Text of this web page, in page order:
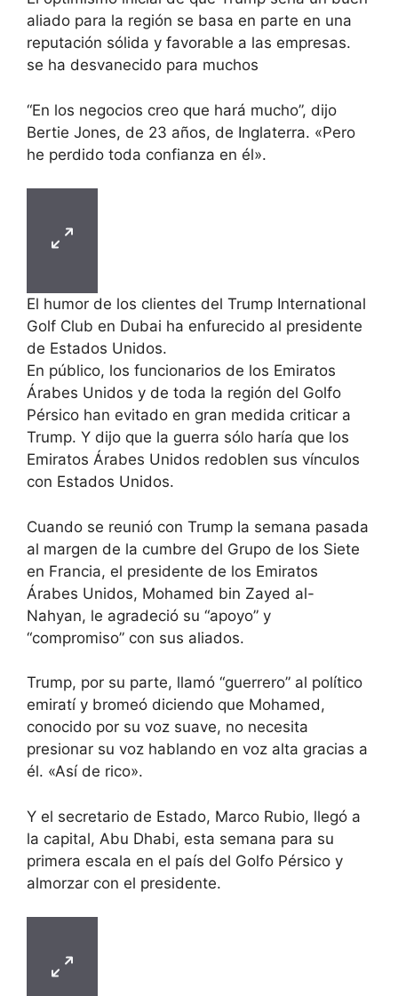
aliado para la región se basa en parte en una
reputación sólida y favorable a las empresas.
se ha desvanecido para muchos
“En los negocios creo que hará mucho”, dijo
Bertie Jones, de 23 años, de Inglaterra. «Pero
he perdido toda confianza en él».
El humor de los clientes del Trump International
Golf Club en Dubai ha enfurecido al presidente
de Estados Unidos.
En público, los funcionarios de los Emiratos
Árabes Unidos y de toda la región del Golfo
Pérsico han evitado en gran medida criticar a
Trump. Y dijo que la guerra sólo haría que los
Emiratos Árabes Unidos redoblen sus vínculos
con Estados Unidos.
Cuando se reunió con Trump la semana pasada
al margen de la cumbre del Grupo de los Siete
en Francia, el presidente de los Emiratos
Árabes Unidos, Mohamed bin Zayed al-
Nahyan, le agradeció su “apoyo” y
“compromiso” con sus aliados.
Trump, por su parte, llamó “guerrero” al político
emiratí y bromeó diciendo que Mohamed,
conocido por su voz suave, no necesita
presionar su voz hablando en voz alta gracias a
él. «Así de rico».
Y el secretario de Estado, Marco Rubio, llegó a
la capital, Abu Dhabi, esta semana para su
primera escala en el país del Golfo Pérsico y
almorzar con el presidente.